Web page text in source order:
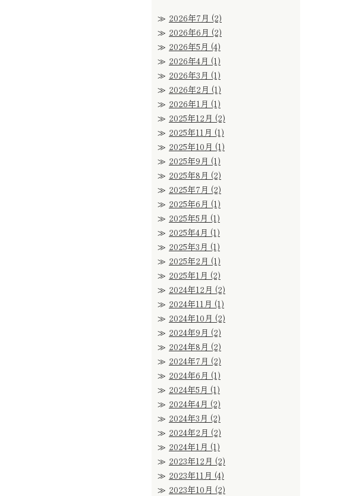
2026年7月 (2)
2026年6月 (2)
2026年5月 (4)
2026年4月 (1)
2026年3月 (1)
2026年2月 (1)
2026年1月 (1)
2025年12月 (2)
2025年11月 (1)
2025年10月 (1)
2025年9月 (1)
2025年8月 (2)
2025年7月 (2)
2025年6月 (1)
2025年5月 (1)
2025年4月 (1)
2025年3月 (1)
2025年2月 (1)
2025年1月 (2)
2024年12月 (2)
2024年11月 (1)
2024年10月 (2)
2024年9月 (2)
2024年8月 (2)
2024年7月 (2)
2024年6月 (1)
2024年5月 (1)
2024年4月 (2)
2024年3月 (2)
2024年2月 (2)
2024年1月 (1)
2023年12月 (2)
2023年11月 (4)
2023年10月 (2)